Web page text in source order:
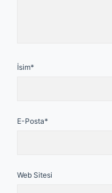
İsim*
E-Posta*
Web Sitesi